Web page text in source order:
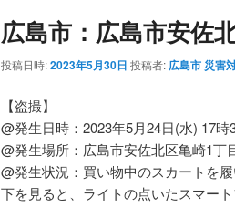
広島市：広島市安佐
投稿日時:2023年5月30日 投稿者: 広島市 災害
【盗撮】
@発生日時：2023年5月24日(水) 17時
@発生場所：広島市安佐北区亀崎1丁
@発生状況：買い物中のスカートを
下を見ると、ライトの点いたスマー